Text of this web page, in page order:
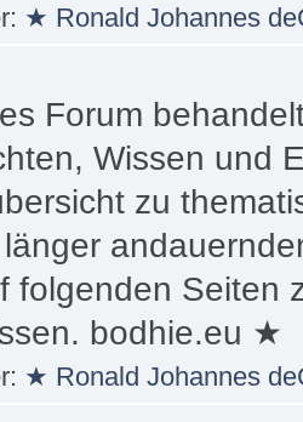
★ Ronald Johannes
Forum
Wissen und
zu
folgenden Seiten
bodhie.eu ★
★ Ronald Johannes